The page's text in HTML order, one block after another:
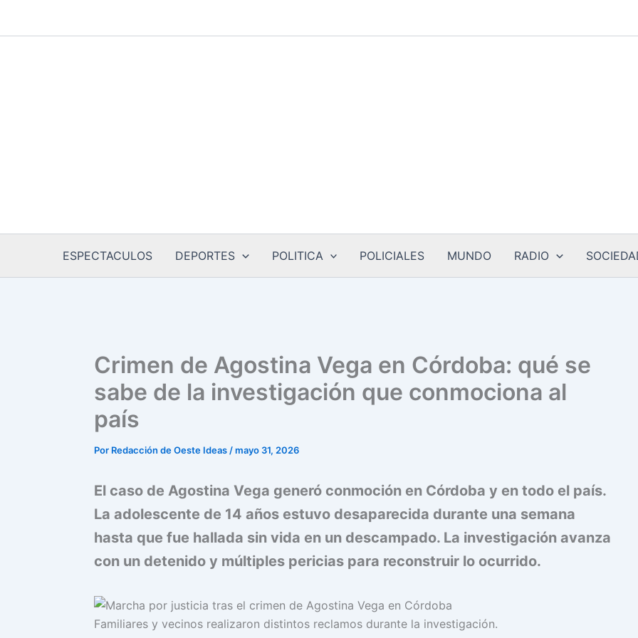
ESPECTACULOS DEPORTES POLITICA POLICIALES MUNDO RADIO
Crimen de Agostina Vega en Córdoba: qué se
sabe de la investigación que conmociona al
país
Por Redacción de Oeste Ideas /mayo 31, 2026
El caso de Agostina Vega generó conmoción en Córdoba y en todo el país.
La adolescente de 14 años estuvo desaparecida durante una semana
hasta que fue hallada sin vida en un descampado. La investigación avanza
con un detenido y múltiples pericias para reconstruir lo ocurrido.
Familiares y vecinos realizaron distintos reclamos durante la investigación.